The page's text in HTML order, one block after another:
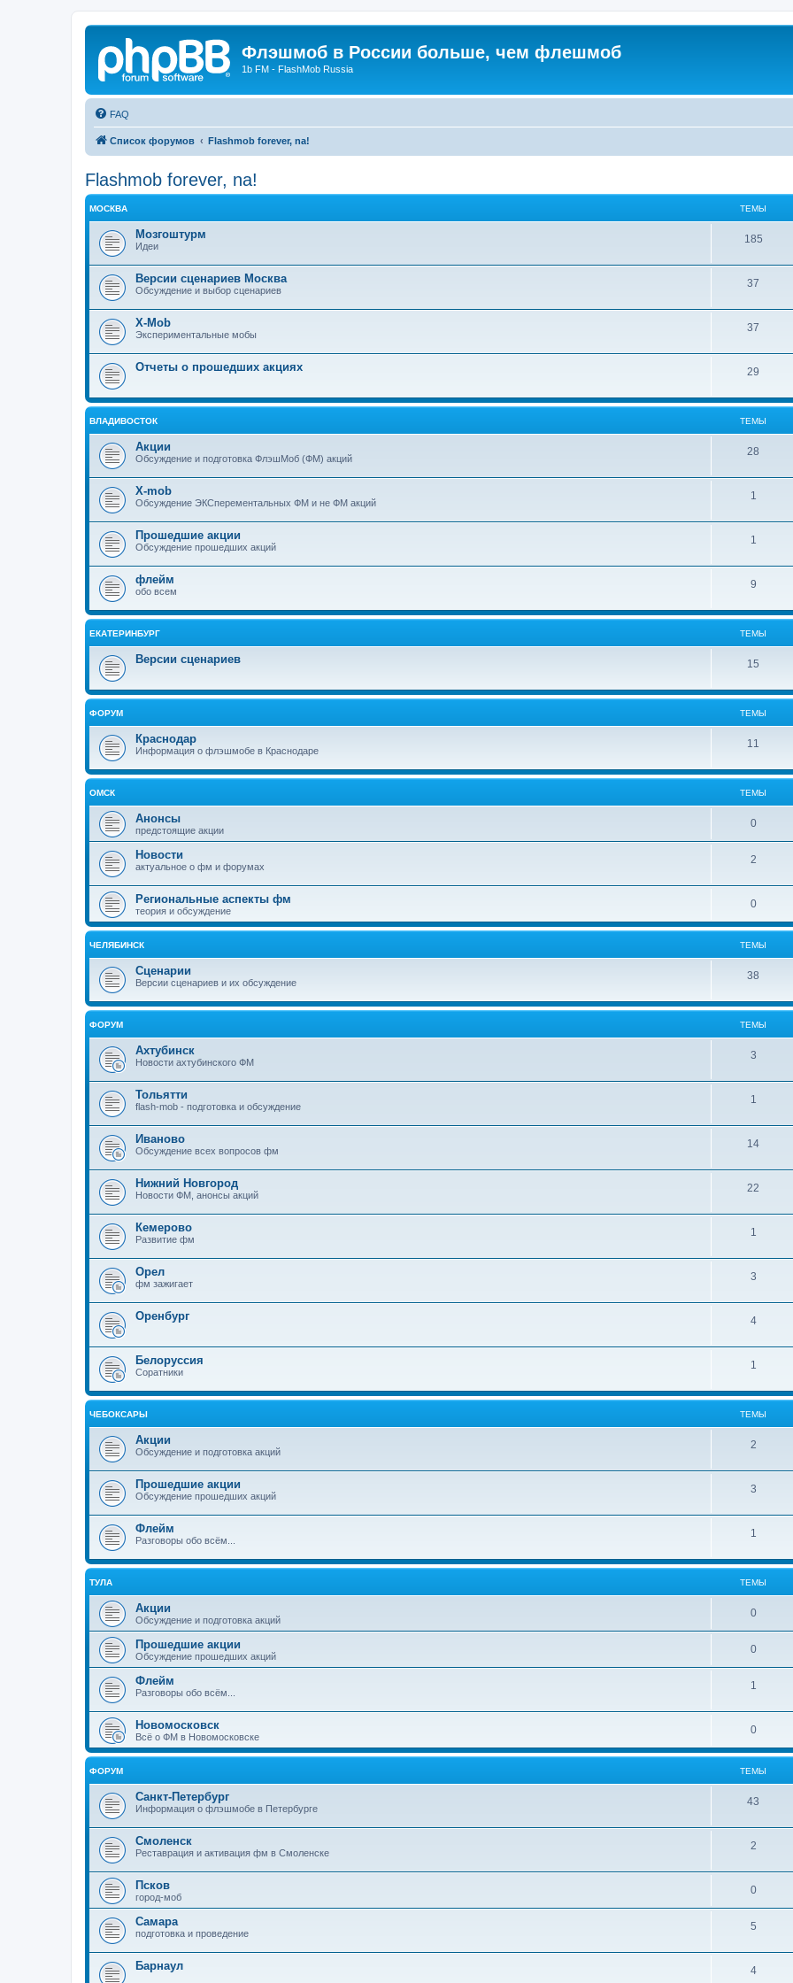
Флэшмоб в России больше, чем флешмоб
1b FM - FlashMob Russia
FAQ
Список форумов Flashmob forever, na!
Flashmob forever, na!
МОСКВА ТЕМЫ
Мозгоштурм
Идеи
185
Версии сценариев Москва
Обсуждение и выбор сценариев
37
Х-Mob
Экспериментальные мобы
37
Отчеты о прошедших акциях 29
ВЛАДИВОСТОК ТЕМЫ
Акции
Обсуждение и подготовка ФлэшМоб (ФМ) акций
28
X-mob
Обсуждение ЭКСперементальных ФМ и не ФМ акций
1
Прошедшие акции
Обсуждение прошедших акций
1
флейм
обо всем
9
ЕКАТЕРИНБУРГ ТЕМЫ
Версии сценариев 15
ФОРУМ ТЕМЫ
Краснодар
Информация о флэшмобе в Краснодаре
11
ОМСК ТЕМЫ
Анонсы
предстоящие акции
0
Новости
актуальное о фм и форумах
2
Региональные аспекты фм
теория и обсуждение
0
ЧЕЛЯБИНСК ТЕМЫ
Сценарии
Версии сценариев и их обсуждение
38
ФОРУМ ТЕМЫ
Ахтубинск
Новости ахтубинского ФМ
3
Тольятти
flash-mob - подготовка и обсуждение
1
Иваново
Обсуждение всех вопросов фм
14
Нижний Новгород
Новости ФМ, анонсы акций
22
Кемерово
Развитие фм
1
Орел
фм зажигает
3
Оренбург 4
Белоруссия
Соратники
1
ЧЕБОКСАРЫ ТЕМЫ
Акции
Обсуждение и подготовка акций
2
Прошедшие акции
Обсуждение прошедших акций
3
Флейм
Разговоры обо всём...
1
ТУЛА ТЕМЫ
Акции
Обсуждение и подготовка акций
0
Прошедшие акции
Обсуждение прошедших акций
0
Флейм
Разговоры обо всём...
1
Новомосковск
Всё о ФМ в Новомосковске
0
ФОРУМ ТЕМЫ
Санкт-Петербург
Информация о флэшмобе в Петербурге
43
Смоленск
Реставрация и активация фм в Смоленске
2
Псков
город-моб
0
Самара
подготовка и проведение
5
Барнаул 4